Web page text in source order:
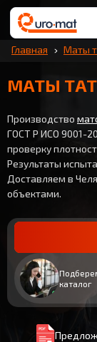
Главная Маты
МАТЫ
Производство
ГОСТ Р ИСО 9001-
проверку
Результаты
Доставляем в
объектами.
каталог